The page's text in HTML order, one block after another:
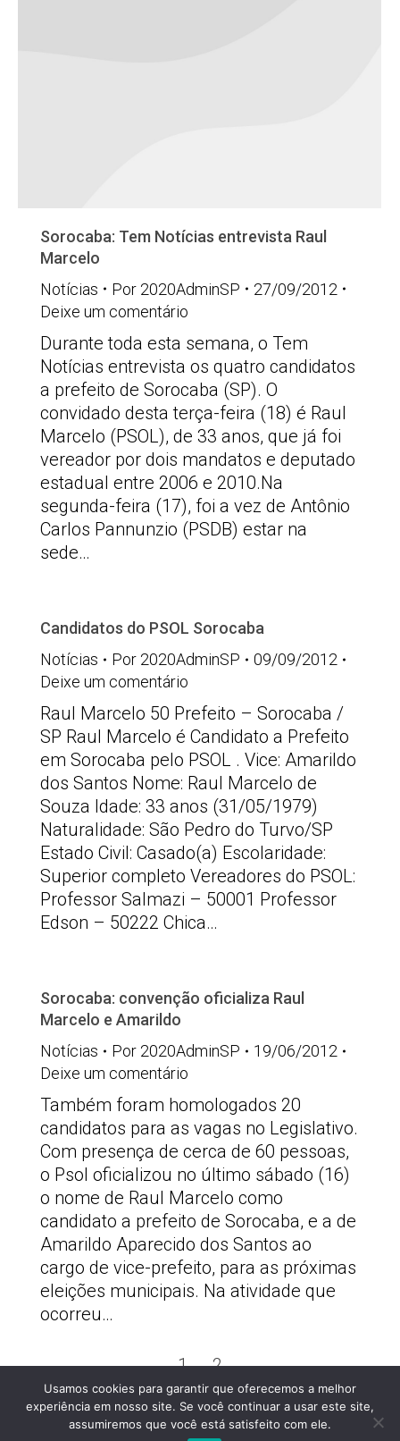
Sorocaba: Tem Notícias entrevista Raul
Marcelo
Notícias
Por 2020AdminSP
27/09/2012
Deixe um comentário
Durante toda esta semana, o Tem
Notícias entrevista os quatro candidatos
a prefeito de Sorocaba (SP). O
convidado desta terça-feira (18) é Raul
Marcelo (PSOL), de 33 anos, que já foi
vereador por dois mandatos e deputado
estadual entre 2006 e 2010.Na
segunda-feira (17), foi a vez de Antônio
Carlos Pannunzio (PSDB) estar na
sede…
Candidatos do PSOL Sorocaba
Notícias
Por 2020AdminSP
09/09/2012
Deixe um comentário
Raul Marcelo 50 Prefeito – Sorocaba /
SP Raul Marcelo é Candidato a Prefeito
em Sorocaba pelo PSOL . Vice: Amarildo
dos Santos Nome: Raul Marcelo de
Souza Idade: 33 anos (31/05/1979)
Naturalidade: São Pedro do Turvo/SP
Estado Civil: Casado(a) Escolaridade:
Superior completo Vereadores do PSOL:
Professor Salmazi – 50001 Professor
Edson – 50222 Chica…
Sorocaba: convenção oficializa Raul
Marcelo e Amarildo
Notícias
Por 2020AdminSP
19/06/2012
Deixe um comentário
Também foram homologados 20
candidatos para as vagas no Legislativo.
Com presença de cerca de 60 pessoas,
o Psol oficializou no último sábado (16)
o nome de Raul Marcelo como
candidato a prefeito de Sorocaba, e a de
Amarildo Aparecido dos Santos ao
cargo de vice-prefeito, para as próximas
eleições municipais. Na atividade que
ocorreu…
1 2 →
PSOLSP 2020 © - Direitos liberados desde que
citada a fonte
Usamos cookies para garantir que oferecemos a melhor
experiência em nosso site. Se você continuar a usar este site,
assumiremos que você está satisfeito com ele.